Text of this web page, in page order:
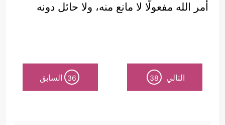
أمر الله مفعولًا لا مانع منه، ولا حائل دونه
التالي 38
36 السابق